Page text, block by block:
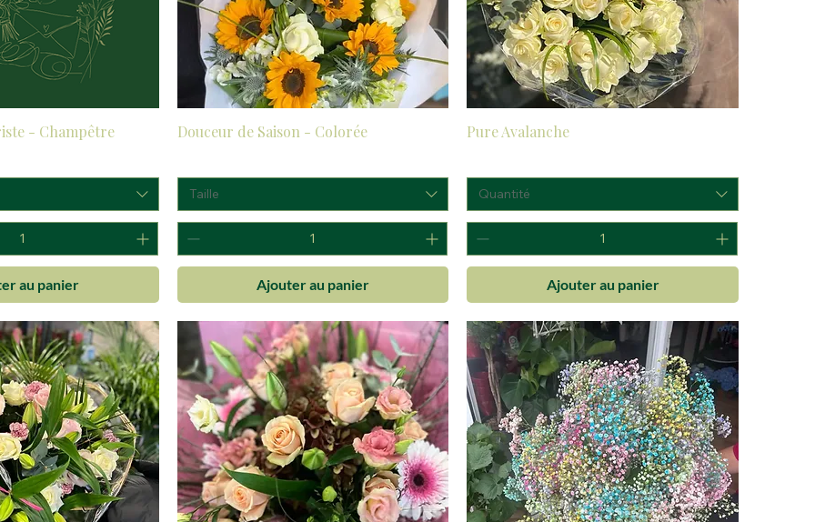
- Champêtre
au panier
Douceur de Saison - Colorée
Taille
Ajouter au panier
Pure Avalanche
Quantité
Ajouter au panier